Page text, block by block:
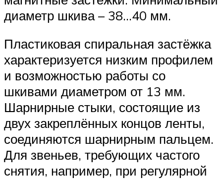
диаметр шкива – 38…40 мм.
Пластиковая спиральная застёжка
характеризуется низким профилем
и возможностью работы со
шкивами диаметром от 13 мм.
Шарнирные стыки, состоящие из
двух закреплённых концов ленты,
соединяются шарнирным пальцем.
Для звеньев, требующих частого
снятия, например, при регулярной